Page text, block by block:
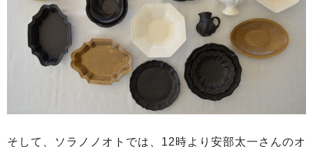
そして、ソラノノオトでは、12時より安部太一さんのオ